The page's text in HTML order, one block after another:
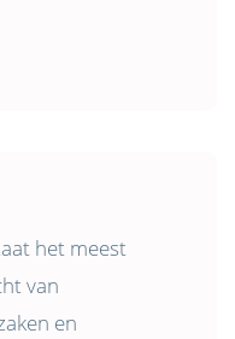
het meest
van
en